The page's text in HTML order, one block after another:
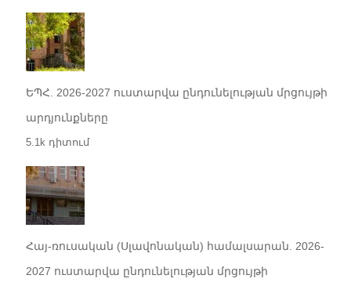
ԵՊՀ. 2026-2027 ուստարվա ընդունելության մրցույթի
արդյունքները
5.1k դիտում
Հայ-ռուսական (Սլավոնական) համալսարան. 2026-
2027 ուստարվա ընդունելության մրցույթի